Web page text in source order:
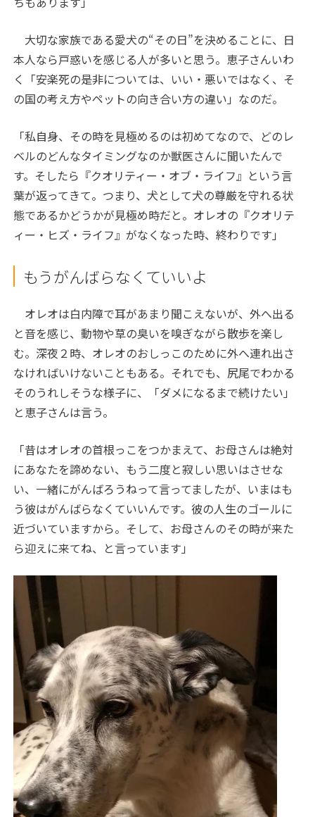
大切な家族である愛犬の“その日”を決めることに、日
本人なら戸惑いを感じる人が多いと思う。恵子さんいわ
く「安楽死の是非については、いい・悪いではなく、そ
の国の考え方やペットの向き合い方の違い」なのだ。
「私自身、その時を見極めるのは初めてなので、どのレ
ベルのどんなタイミングなのか獣医さんに聞いたんで
す。そしたら『クオリティー・オブ・ライフ』という言
葉が返ってきて。つまり、犬として犬の尊厳を守れる状
態であるかどうかが見極め時だと。オレオの『クオリテ
ィー・ヒズ・ライフ』がなくなった時、終わりです」
もうがんばらなくていいよ
オレオは白内障で耳があまり聞こえないが、外へ出る
と音を感じ、動物や草の臭いを嗅ぎながら散歩を楽し
む。深夜２時、オレオのおしっこのために外へ連れ出さ
なければいけないこともある。それでも、尻尾でわかる
そのうれしそうな様子に、「ダメになるまで続けたい」
と恵子さんは言う。
「昔はオレオの首根っこをつかまえて、お母さんは絶対
にあなたを諦めない、もう二度と寂しい思いはさせな
い、一緒にがんばろうねって言ってましたが、いまはも
う彼はがんばらなくていいんです。彼の人生のゴールに
近づいていますから。そして、お母さんのその時が来た
ら迎えに来てね、と言っています」